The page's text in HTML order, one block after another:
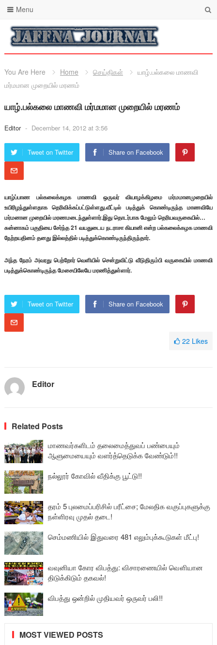
Menu
You Are Here Home செய்திகள்
யாழ்.பல்கலை மாணவி
மர்மமான முறையில் மரணம்
யாழ்.பல்கலை மாணவி மர்மமான முறையில் மரணம்
Editor - December 14, 2012 at 3:56
Tweet on Twitter Share on Facebook
யாழ்ப்பாண பல்கலைக்கழக மாணவி ஒருவர் வியாழக்கிழமை மர்மமானமுறையில்
உயிரிழந்துள்ளதாக தெரிவிக்கப்பட்டுள்ளது.வீட்டில் படித்துக் கொண்டிருந்த மாணவியே
மர்மனான முறையில் மரணமடைந்துள்ளார்.இது தொடர்பாக மேலும் தெரியவருகையில்…
சுன்னாகம் பகுதியை சேர்ந்த 21 வயதுடைய நடராசா கியானி என்ற பல்கலைக்கழக மாணவி
நேற்றயதினம் தனது இல்லத்தில் படித்துக்கொண்டிருந்திருந்தார்.
அந்த நேரம் அவரது பெற்றோர் வெளியில் சென்றுவிட்டு வீடுதிரும்பி வருகையில் மாணவி
படித்துக்கொண்டிருந்த மேசையிலேயே மரணித்துள்ளார்.
Tweet on Twitter Share on Facebook
22 Likes
Editor
Related Posts
மாணவர்களிடம் தலைமைத்துவப் பண்பையும்
ஆளுமையையும் வளர்த்தெடுக்க வேண்டும்!!
நல்லூர் கோவில் வீதிக்கு பூட்டு!!
தரம் 5 புலமைப்பரிசில் பரீட்சை; மேலதிக வகுப்புகளுக்கு
நள்ளிரவு முதல் தடை!
செம்மணியில் இதுவரை 481 எலும்புக்கூடுகள் மீட்பு!
வவுனியா கோர விபத்து: விசாரணையில் வௌியான
திடுக்கிடும் தகவல்!
விபத்து ஒன்றில் முதியவர் ஒருவர் பலி!!
MOST VIEWED POSTS